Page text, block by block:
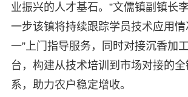
业振兴的人才基石。”文儒镇副镇长
一步该镇将持续跟踪学员技术应用情
一”上门指导服务，同时对接沉香加
台，构建从技术培训到市场对接的
系，助力农户稳定增收。